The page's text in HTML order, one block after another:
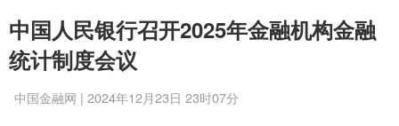
中国人民银行召开2025年金融机构金融
统计制度会议
中国金融网 | 2024年12月23日 23时07分